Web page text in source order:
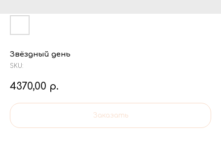
Звёздный день
SKU:
4370,00 р.
Заказать